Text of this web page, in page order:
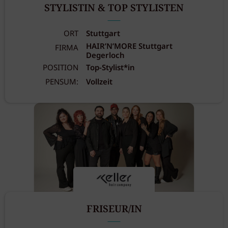
STYLISTIN & TOP STYLISTEN
ORT
Stuttgart
FIRMA
HAIR’N’MORE Stuttgart
Degerloch
POSITION
Top-Stylist*in
PENSUM:
Vollzeit
FRISEUR/IN